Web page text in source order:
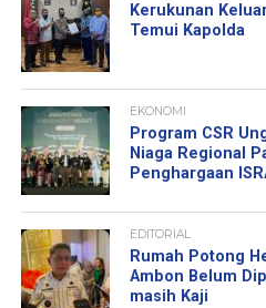
Kerukunan
Temui Kapolda
EKONOMI
Program CSR
Niaga Regional
Penghargaan
EDITORIAL
Rumah Potong
Ambon Belum
masih Kaji